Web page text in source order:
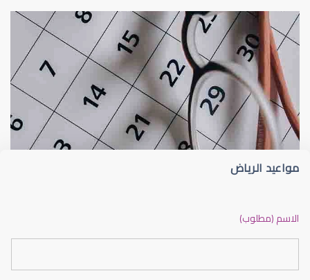
الجدول الزمني لزيارات طبيب عيون عيون الاطفال
مواعيد الرياض
الاسم (مطلوب)